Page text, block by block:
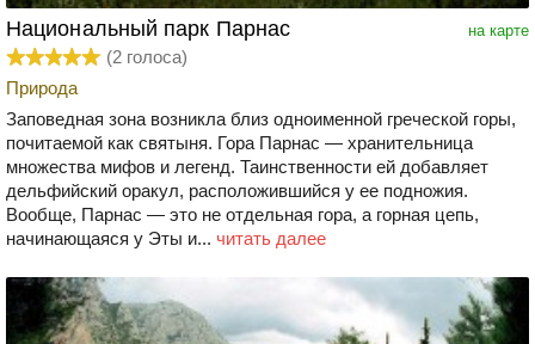
на карте
Национальный парк Парнас
(2 голоса)
Природа
Заповедная зона возникла близ одноименной греческой горы,
почитаемой как святыня. Гора Парнас — хранительница
множества мифов и легенд. Таинственности ей добавляет
дельфийский оракул, расположившийся у ее подножия.
Вообще, Парнас — это не отдельная гора, а горная цепь,
начинающаяся у Эты и... читать далее